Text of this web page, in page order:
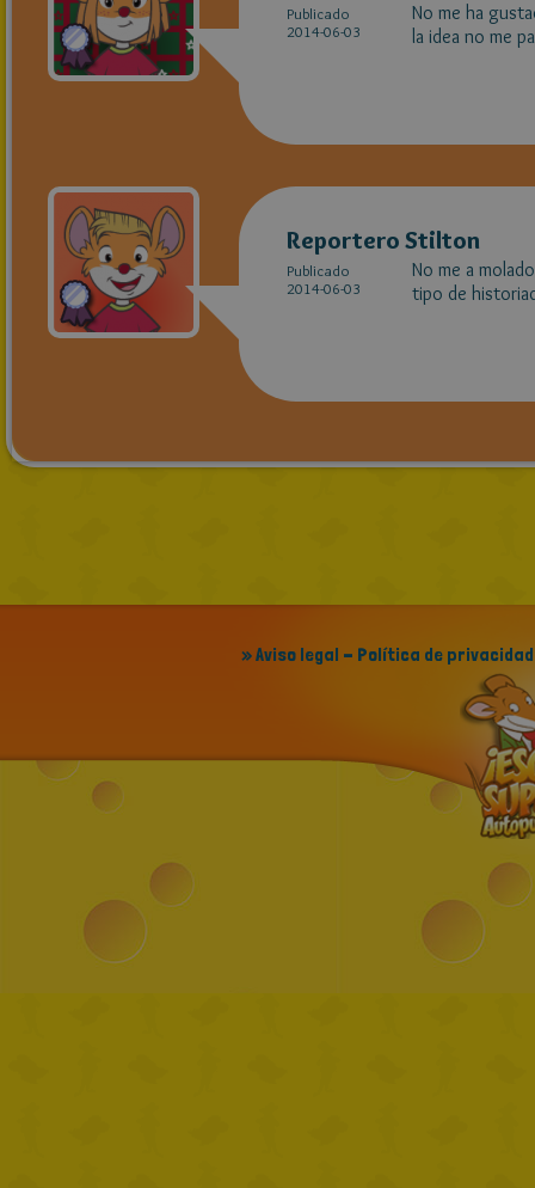
Publicado
2014-06-03
No me ha
la idea no me
Reportero Stilton
Publicado
2014-06-03
No me a
tipo de
» Aviso legal - Política de privacidad